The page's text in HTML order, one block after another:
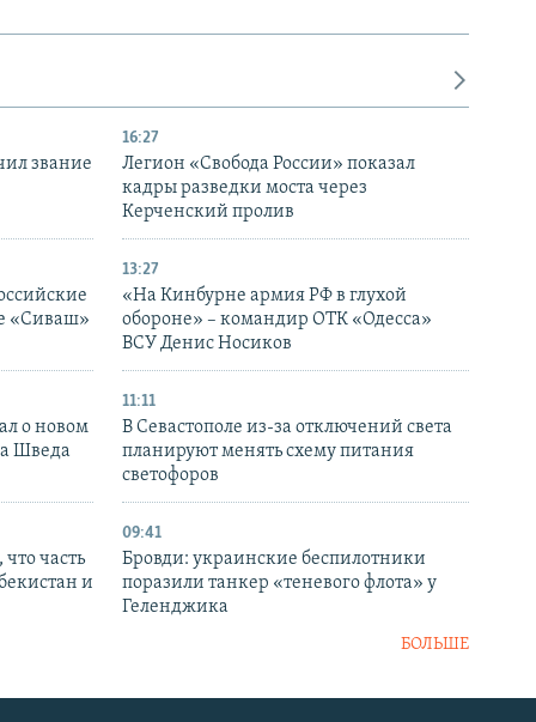
звание
16:27
Легион «Свобода России» показал
кадры разведки моста через
Керченский пролив
«Сиваш»
13:27
«На Кинбурне армия РФ в глухой
обороне» – командир ОТК «Одесса»
ВСУ Денис Носиков
о новом
Шведа
11:11
В Севастополе из-за отключений света
планируют менять схему питания
светофоров
часть
и
09:41
Бровди: украинские беспилотники
поразили танкер «теневого флота» у
Геленджика
БОЛЬШЕ